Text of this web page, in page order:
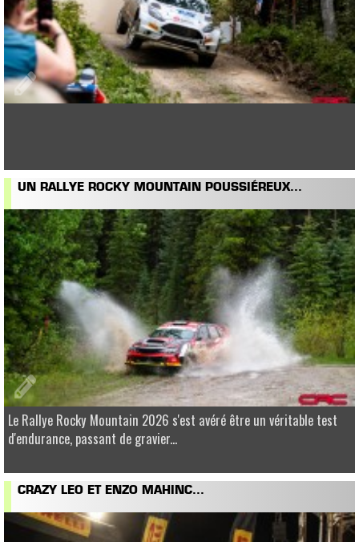
UN RALLYE ROCKY MOUNTAIN POUSSIÉREUX...
Le Rallye Rocky Mountain 2026 s'est avéré être un véritable test
d'endurance, passant de gravier...
CRAZY LEO ET ENZO MAHINC...